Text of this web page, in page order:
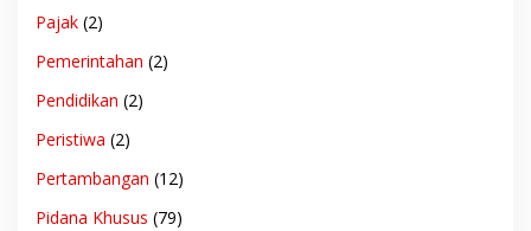
Pajak (2)
Pemerintahan (2)
Pendidikan (2)
Peristiwa (2)
Pertambangan (12)
Pidana Khusus (79)